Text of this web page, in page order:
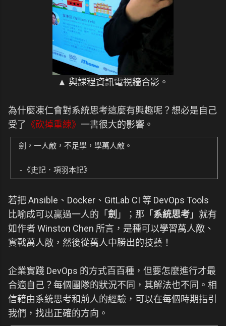
▲ 與課程資訊電視牆合影。
為什麼凍仁會對系統思考這麼有興趣呢？想必是自己
受了 《砍掉重練》 一書很大的影響。
劍，一人敵，不足學，學萬人敵。
-《史記．項羽本記》
若把 Ansible、Docker、GitLab CI 等 DevOps Tools
比喻成可以贏過一人的「 劍 」；那「 系統思考 」就有
如作者 Winston Chen 所言，是種可以學習萬人敵、
實戰萬人敵，然後從萬人中勝出的技藝！
企業實踐 DevOps 的方式百百種，但要怎麼進行才最
合適自己？每個團隊的狀況不同，其解法也不同。相
信藉由系統思考和前人的經驗，可以在每個時期指引
我們，找出正確的方向。